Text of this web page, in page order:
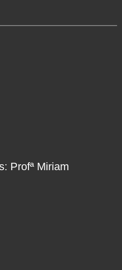
Profª Miriam